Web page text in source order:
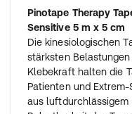
Pinotape Therapy
Sensitive 5 m x 5 cm
Die kinesiologischen
stärksten
Klebekraft halten die
Patienten und
aus luftdurchlässigem